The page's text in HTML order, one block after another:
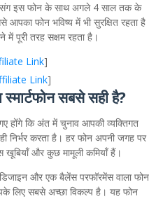
इस फोन के साथ अगले 4 साल तक के
आपका फोन भविष्य में भी सुरक्षित रहता है
पूरी तरह सक्षम रहता है।
Link]
Link]
सबसे सही है?
कि अंत में चुनाव आपकी व्यक्तिगत
करता है। हर फोन अपनी जगह पर
और कुछ मामूली कमियाँ हैं।
और एक बैलेंस परफॉरमेंस वाला फोन
लिए सबसे अच्छा विकल्प है। यह फोन